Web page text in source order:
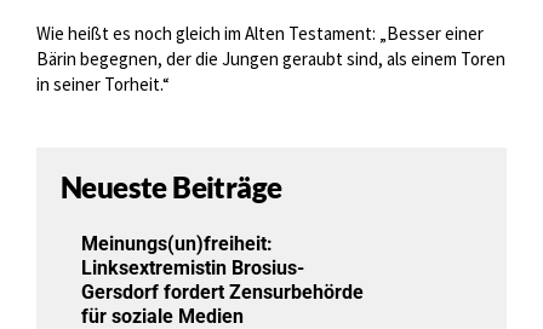
Wie heißt es noch gleich im Alten Testament: „Besser einer
Bärin begegnen, der die Jungen geraubt sind, als einem Toren
in seiner Torheit.“
Neueste Beiträge
Meinungs(un)freiheit:
Linksextremistin Brosius-
Gersdorf fordert Zensurbehörde
für soziale Medien